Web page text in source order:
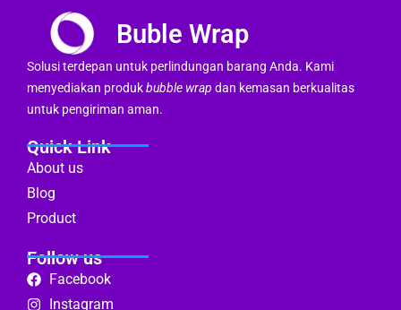
Buble Wrap
Solusi terdepan untuk perlindungan barang Anda. Kami
menyediakan produkbubble wrap dan kemasan berkualitas
untuk pengiriman aman.
Quick Link
About us
Blog
Product
Follow us
Facebook
Instagram